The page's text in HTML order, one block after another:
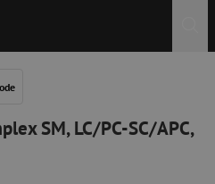
SM, LC/PC-SC/APC,